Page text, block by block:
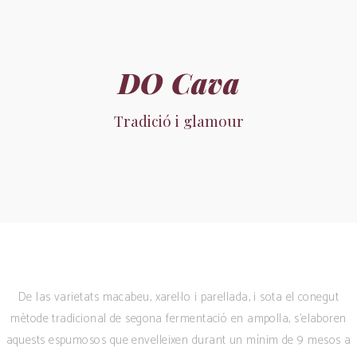
DO Cava
Tradició i glamour
De las varietats macabeu, xarel·lo i parellada, i sota el conegut
mètode tradicional de segona fermentació en ampolla, s’elaboren
aquests espumosos que envelleixen durant un mínim de 9 mesos a